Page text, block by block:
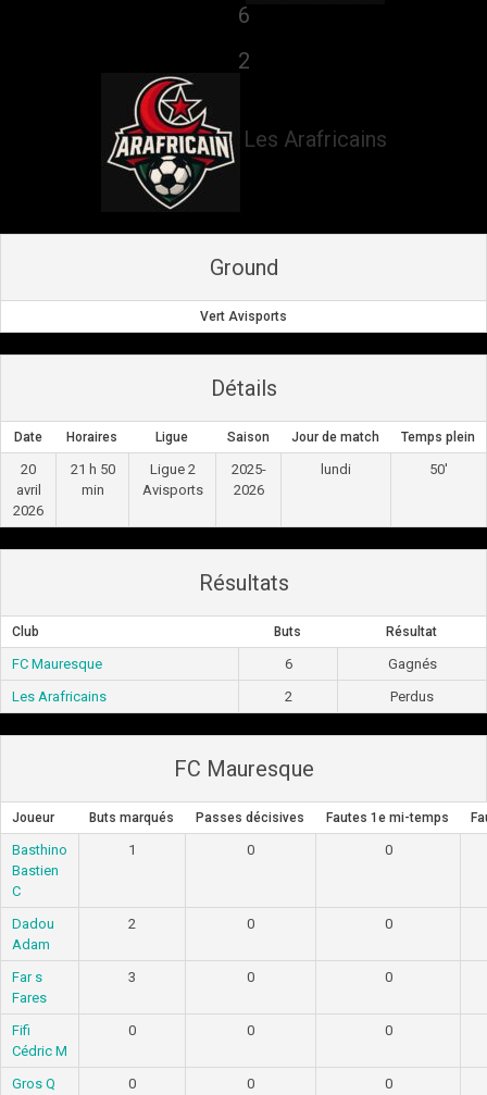
6
2
Les Arafricains
Ground
Vert Avisports
Détails
Date Horaires Ligue Saison Jour de match Temps plein
20
avril
2026
21 h 50
min
Ligue 2
Avisports
2025-
2026
lundi 50'
Résultats
Club Buts Résultat
FC Mauresque 6
Gagnés
Les Arafricains
2 Perdus
FC Mauresque
Joueur Buts marqués Passes décisives Fautes 1e mi-temps
Basthino
Bastien
C
1 0 0
Dadou
Adam
2 0 0
Far s
Fares
3 0 0
Fifi
Cédric M
0 0 0
Gros Q
0 0 0